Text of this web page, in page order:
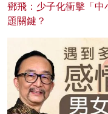
鄧飛：少子化衝擊「
題關鍵？